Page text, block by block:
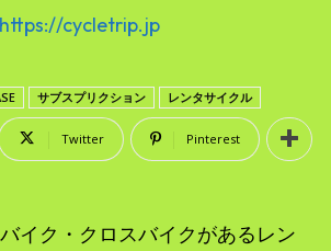
https://cycletrip.jp
サブスプリクション レンタサイクル
Twitter Pinterest
イク・クロスバイクがあるレン